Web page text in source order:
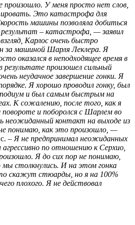
У меня просто нет слов,
Это катастрофа для
машины позволяла добиться
результат – катастрофа, — заявил
Карлос очень быстро
за машиной Шарля Леклера. Я
оказался в неподходящее время в
результате произошел сильный
неудачное завершение гонки. Я
Я хорошо проводил гонку, был
и был самым быстрым на
К сожалению, после того, как я
повороте и поборолся с Шарлем во
неожиданный контакт на выходе из
понимаю, как это произошло, —
– Я не предпринимал неожиданных
агрессивно по отношению к Серхио,
Я до сих пор не понимаю,
мы столкнулись. И на этом гонка
скажут стюарды, но я на 100%
плохого. Я не действовал